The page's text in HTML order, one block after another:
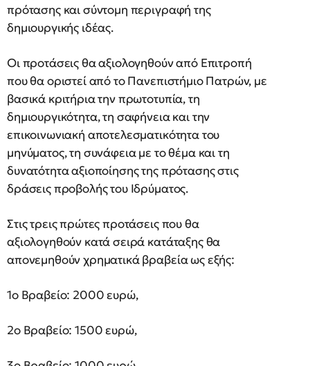
πρότασης και σύντομη περιγραφή της
δημιουργικής ιδέας.
Οι προτάσεις θα αξιολογηθούν από Επιτροπή
που θα οριστεί από το Πανεπιστήμιο Πατρών, με
βασικά κριτήρια την πρωτοτυπία, τη
δημιουργικότητα, τη σαφήνεια και την
επικοινωνιακή αποτελεσματικότητα του
μηνύματος, τη συνάφεια με το θέμα και τη
δυνατότητα αξιοποίησης της πρότασης στις
δράσεις προβολής του Ιδρύματος.
Στις τρεις πρώτες προτάσεις που θα
αξιολογηθούν κατά σειρά κατάταξης θα
απονεμηθούν χρηματικά βραβεία ως εξής:
1ο Βραβείο: 2000 ευρώ,
2ο Βραβείο: 1500 ευρώ,